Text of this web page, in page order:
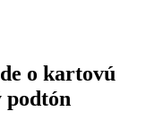
o kartovú